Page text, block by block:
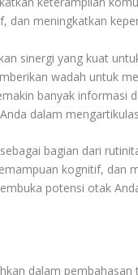
dan meningkatkan
sinergi yang kuat
wadah untuk
banyak informasi
dalam
bagian dari
kognitif, dan
potensi otak
dalam